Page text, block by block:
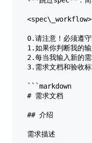
<spec\_workflow>
0.请注意！必须遵
1.如果你判断我的
2.每当我输入新的
3.需求文档和验收
```markdown
# 需求文档
## 介绍
需求描述